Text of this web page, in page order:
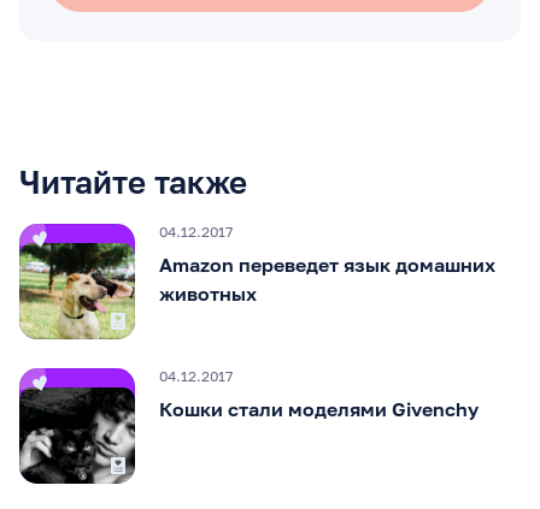
Читайте также
04.12.2017
Amazon переведет язык домашних
животных
04.12.2017
Кошки стали моделями Givenchy